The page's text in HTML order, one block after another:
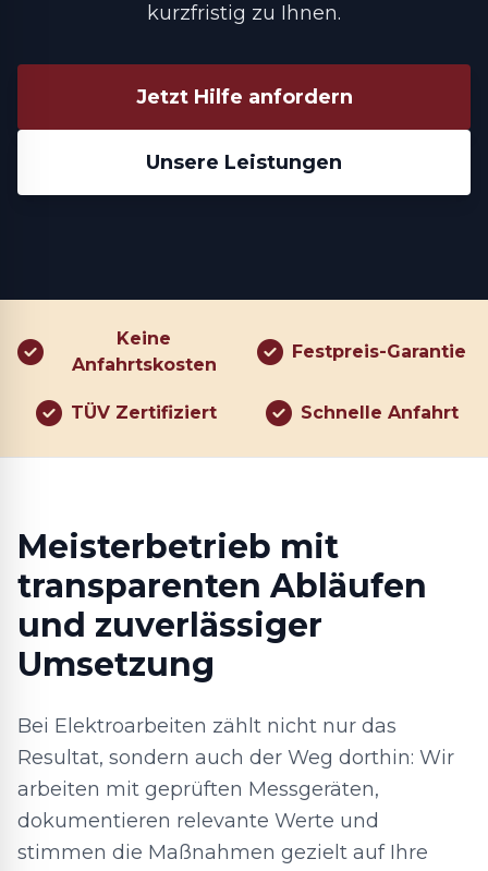
kurzfristig zu Ihnen.
Jetzt Hilfe anfordern
Unsere Leistungen
Keine
Anfahrtskosten
Festpreis-Garantie
TÜV Zertifiziert Schnelle Anfahrt
Meisterbetrieb mit
transparenten Abläufen
und zuverlässiger
Umsetzung
Bei Elektroarbeiten zählt nicht nur das
Resultat, sondern auch der Weg dorthin: Wir
arbeiten mit geprüften Messgeräten,
dokumentieren relevante Werte und
stimmen die Maßnahmen gezielt auf Ihre